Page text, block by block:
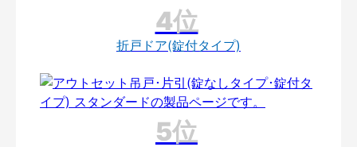
折戸ドア(錠付タイプ)